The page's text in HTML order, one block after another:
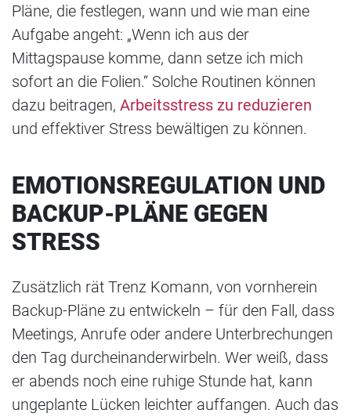
Pläne, die festlegen, wann und wie man eine
Aufgabe angeht: „Wenn ich aus der
Mittagspause komme, dann setze ich mich
sofort an die Folien.“ Solche Routinen können
dazu beitragen, Arbeitsstress zu reduzieren
und effektiver Stress bewältigen zu können.
EMOTIONSREGULATION UND
BACKUP-PLÄNE GEGEN
STRESS
Zusätzlich rät Trenz Komann, von vornherein
Backup-Pläne zu entwickeln – für den Fall, dass
Meetings, Anrufe oder andere Unterbrechungen
den Tag durcheinanderwirbeln. Wer weiß, dass
er abends noch eine ruhige Stunde hat, kann
ungeplante Lücken leichter auffangen. Auch das